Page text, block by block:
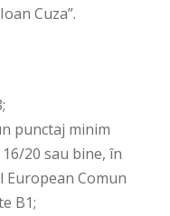
Cuza”.
punctaj minim
20 sau bine, în
European Comun
B1;